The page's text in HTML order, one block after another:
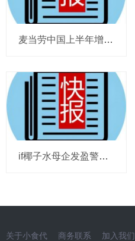
麦当劳中国上半年增至8114家，达能CEO称现阶段更具进攻性，“小酒馆”海伦司盈警，现代牧业完成收购中国圣牧股权，茶颜悦色合肥首店开业
if椰子水母企发盈警，星巴克回应“伙伴券取消”传闻，沃尔玛社区店将开进广州，袁记食品更新招股书，投资超5亿的安徽东鹏饮料项目投产
关于小食代 商务联系 加入我们